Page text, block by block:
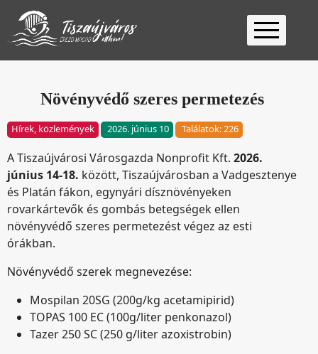
Kezdőlap
Ügyfélfogadás
Ügyintézés
2026
Növényvédő szeres permetezés
Hírek, közlemények 2026. június 10 Találatok: 226
A Tiszaújvárosi Városgazda Nonprofit Kft. 2026.
június 14-18. között, Tiszaújvárosban a Vadgesztenye
és Platán fákon, egynyári dísznövényeken
rovarkártevők és gombás betegségek ellen
növényvédő szeres permetezést végez az esti
órákban.
Növényvédő szerek megnevezése:
Mospilan 20SG (200g/kg acetamipirid)
TOPAS 100 EC (100g/liter penkonazol)
Tazer 250 SC (250 g/liter azoxistrobin)